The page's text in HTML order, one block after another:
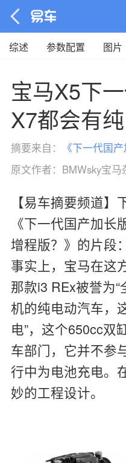
综述 参数配置 图片
宝马X5下
X7都会有
摘要来自： 《
原文作者： BMWsky宝马
【易车摘要频道
《下一代国产加长
增程版？》的片段：
事实上，宝马在这
那款i3 REx被誉为
机的纯电动汽车，
电”，这个650cc双
车部门，它并不参
行中为电池充电。
妙的工程设计。